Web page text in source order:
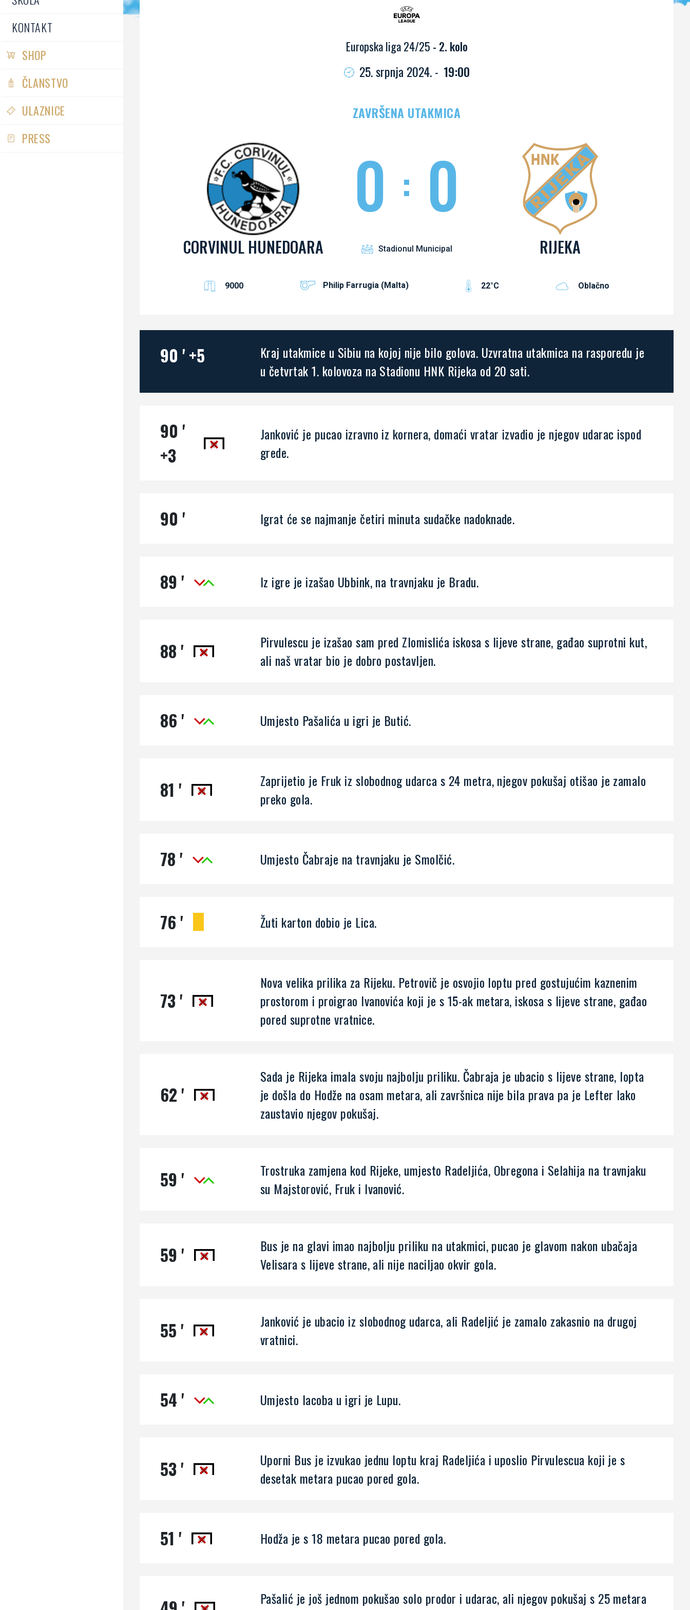
KONTAKT
SHOP
ČLANSTVO
ULAZNICE
PRESS
Europska liga 24/25 - 2. kolo
25. srpnja 2024. - 19:00
ZAVRŠENA UTAKMICA
CORVINUL HUNEDOARA
0 : 0
Stadionul Municipal RIJEKA
9000 Philip Farrugia (Malta) 22°C Oblačno
90 '+5
Kraj utakmice u Sibiu na kojoj nije bilo golova. Uzvratna utakmica na rasporedu je
u četvrtak 1. kolovoza na Stadionu HNK Rijeka od 20 sati.
90 '
+3
Janković je pucao izravno iz kornera, domaći vratar izvadio je njegov udarac ispod
grede.
90 ' Igrat će se najmanje četiri minuta sudačke nadoknade.
89 ' Iz igre je izašao Ubbink, na travnjaku je Bradu.
88 '
Pirvulescu je izašao sam pred Zlomislića iskosa s lijeve strane, gađao suprotni kut,
ali naš vratar bio je dobro postavljen.
86 ' Umjesto Pašalića u igri je Butić.
81 '
Zaprijetio je Fruk iz slobodnog udarca s 24 metra, njegov pokušaj otišao je zamalo
preko gola.
78 ' Umjesto Čabraje na travnjaku je Smolčić.
76 ' Žuti karton dobio je Lica.
73 '
Nova velika prilika za Rijeku. Petrovič je osvojio loptu pred gostujućim kaznenim
prostorom i proigrao Ivanovića koji je s 15-ak metara, iskosa s lijeve strane, gađao
pored suprotne vratnice.
62 '
Sada je Rijeka imala svoju najbolju priliku. Čabraja je ubacio s lijeve strane, lopta
je došla do Hodže na osam metara, ali završnica nije bila prava pa je Lefter lako
zaustavio njegov pokušaj.
59 '
Trostruka zamjena kod Rijeke, umjesto Radeljića, Obregona i Selahija na travnjaku
su Majstorović, Fruk i Ivanović.
59 '
Bus je na glavi imao najbolju priliku na utakmici, pucao je glavom nakon ubačaja
Velisara s lijeve strane, ali nije naciljao okvir gola.
55 '
Janković je ubacio iz slobodnog udarca, ali Radeljić je zamalo zakasnio na drugoj
vratnici.
54 ' Umjesto Iacoba u igri je Lupu.
53 '
Uporni Bus je izvukao jednu loptu kraj Radeljića i uposlio Pirvulescua koji je s
desetak metara pucao pored gola.
51 ' Hodža je s 18 metara pucao pored gola.
Pašalić je još jednom pokušao solo prodor i udarac, ali njegov pokušaj s 25 metara